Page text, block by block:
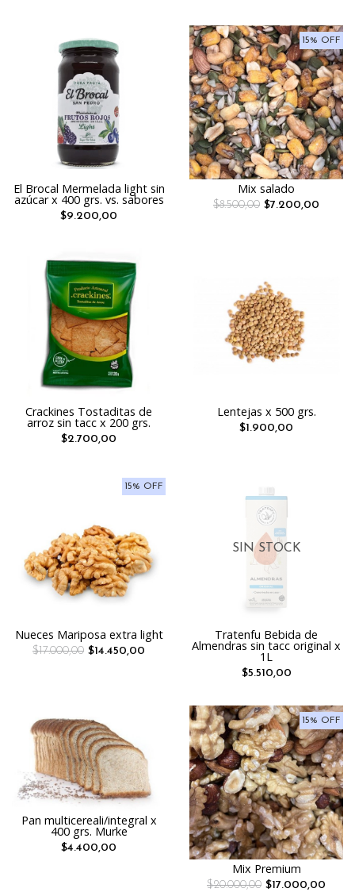
El Brocal Mermelada light sin
azúcar x 400 grs. vs. sabores
$9.200,00
15% OFF
Mix salado
$8.500,00 $7.200,00
Crackines Tostaditas de
arroz sin tacc x 200 grs.
$2.700,00
Lentejas x 500 grs.
$1.900,00
15% OFF
Nueces Mariposa extra light
$17.000,00 $14.450,00
SIN STOCK
Tratenfu Bebida de
Almendras sin tacc original x
1L
$5.510,00
Pan multicereali/integral x
400 grs. Murke
$4.400,00
15% OFF
Mix Premium
$20.000,00 $17.000,00